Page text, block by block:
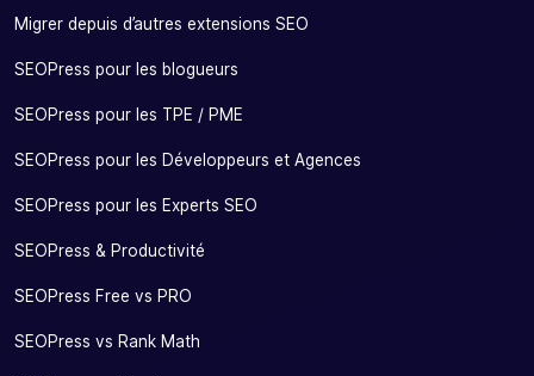
Migrer depuis d’autres extensions SEO
SEOPress pour les blogueurs
SEOPress pour les TPE / PME
SEOPress pour les Développeurs et Agences
SEOPress pour les Experts SEO
SEOPress & Productivité
SEOPress Free vs PRO
SEOPress vs Rank Math